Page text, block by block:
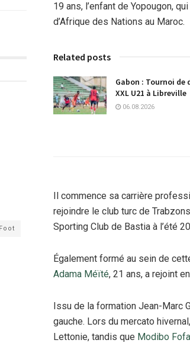
19 ans, l’enfant de Yopougon,
d’Afrique des Nations au Maroc.
Related posts
Gabon : Tournoi de
XXL U21 à Libreville
06.08.2026
Il commence sa carrière
rejoindre le club turc de
Sporting Club de Bastia à l’été
Également formé au sein de
Adama Méïté, 21 ans, a rejoint
Issu de la formation Jean-Marc
gauche. Lors du mercato hivernal,
Lettonie, tandis que Modibo